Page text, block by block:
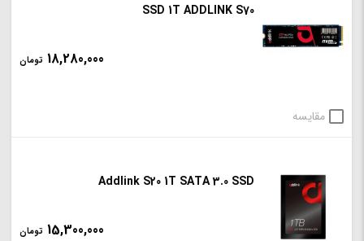
SSD 1T ADDLINK S70
18,280,000 تومان
مقایسه
Addlink S20 1T SATA 3.0 SSD
15,300,000 تومان